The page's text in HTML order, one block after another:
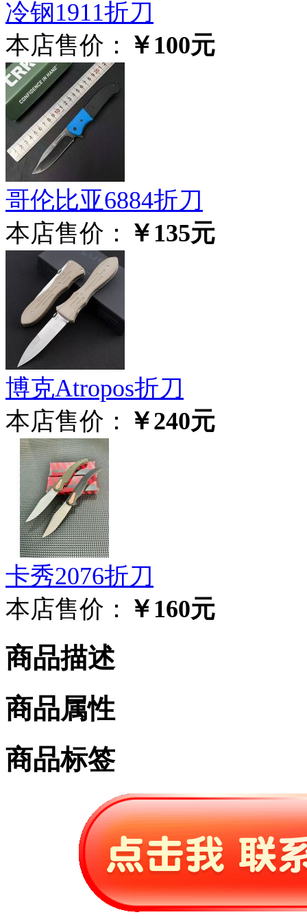
冷钢1911折刀
本店售价： ￥100元
哥伦比亚6884折刀
本店售价： ￥135元
博克Atropos折刀
本店售价： ￥240元
卡秀2076折刀
本店售价： ￥160元
商品描述
商品属性
商品标签